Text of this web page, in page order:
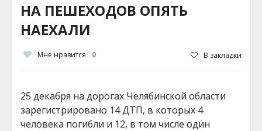
НА ПЕШЕХОДОВ ОПЯТЬ
НАЕХАЛИ
Мне нравится 0 В закладки
25 декабря на дорогах Челябинской области
зарегистрировано 14 ДТП, в которых 4
человека погибли и 12, в том числе один